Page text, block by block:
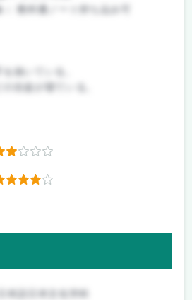
教科書ノート持ち込み可
の生徒が寝ている。